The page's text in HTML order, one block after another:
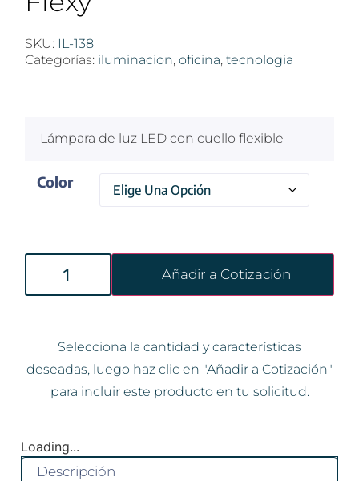
SKU: IL-138
Categorías: iluminacion, oficina, tecnologia
Lámpara de luz LED con cuello flexible
Color
Añadir a Cotización
Selecciona la cantidad y características
deseadas, luego haz clic en "Añadir a Cotización"
para incluir este producto en tu solicitud.
Loading...
Descripción